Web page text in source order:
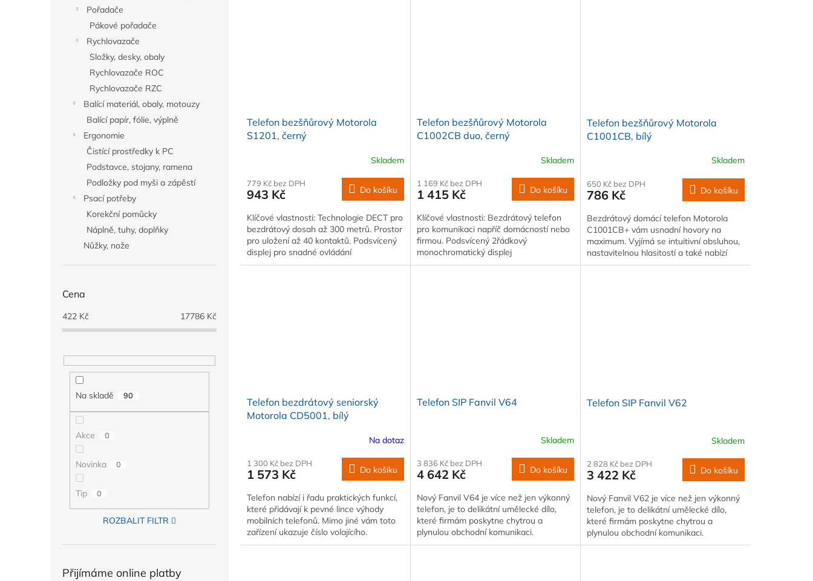
Pořadače
Pákové pořadače
Rychlovazače
Složky, desky, obaly
Rychlovazače ROC
Rychlovazače RZC
Balící materiál, obaly, motouzy
Balící papír, fólie, výplně
Ergonomie
Čistící prostředky k PC
Podstavce, stojany, ramena
Podložky pod myši a zápěstí
Psací potřeby
Korekční pomůcky
Náplně, tuhy, doplňky
Nůžky, nože
Cena
422 Kč 17786 Kč
Na skladě 90
Akce 0
Novinka 0
Tip 0
ROZBALIT FILTR
Přijímáme online platby
Telefon bezšňůrový Motorola
S1201, černý
Skladem
779 Kč bez DPH
943 Kč Do košíku
Klíčové vlastnosti: Technologie DECT pro
bezdrátový dosah až 300 metrů. Prostor
pro uložení až 40 kontaktů. Podsvícený
displej pro snadné ovládání
Telefon bezšňůrový Motorola
C1002CB duo, černý
Skladem
1 169 Kč bez DPH
1 415 Kč Do košíku
Klíčové vlastnosti: Bezdrátový telefon
pro komunikaci napříč domácností nebo
firmou. Podsvícený 2řádkový
monochromatický displej
Telefon bezšňůrový Motorola
C1001CB, bílý
Skladem
650 Kč bez DPH
786 Kč Do košíku
Bezdrátový domácí telefon Motorola
C1001CB+ vám usnadní hovory na
maximum. Vyjímá se intuitivní obsluhou,
nastavitelnou hlasitostí a také nabízí
možnost…
Telefon bezdrátový seniorský
Motorola CD5001, bílý
Na dotaz
1 300 Kč bez DPH
1 573 Kč Do košíku
Telefon nabízí i řadu praktických funkcí,
které přidávají k pevné lince výhody
mobilních telefonů. Mimo jiné vám toto
zařízení ukazuje číslo volajícího.
Telefon SIP Fanvil V64
Skladem
3 836 Kč bez DPH
4 642 Kč Do košíku
Nový Fanvil V64 je více než jen výkonný
telefon, je to delikátní umělecké dílo,
které firmám poskytne chytrou a
plynulou obchodní komunikaci.
Telefon SIP Fanvil V62
Skladem
2 828 Kč bez DPH
3 422 Kč Do košíku
Nový Fanvil V62 je více než jen výkonný
telefon, je to delikátní umělecké dílo,
které firmám poskytne chytrou a
plynulou obchodní komunikaci.